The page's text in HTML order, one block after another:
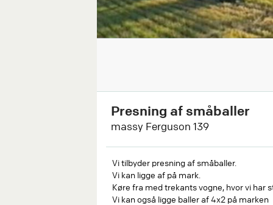
Presning af småballer
massy Ferguson 139
Vi tilbyder presning af småballer.
Vi kan ligge af på mark.
Køre fra med trekants vogne, hvor vi har
Vi kan også ligge baller af 4x2 på marken